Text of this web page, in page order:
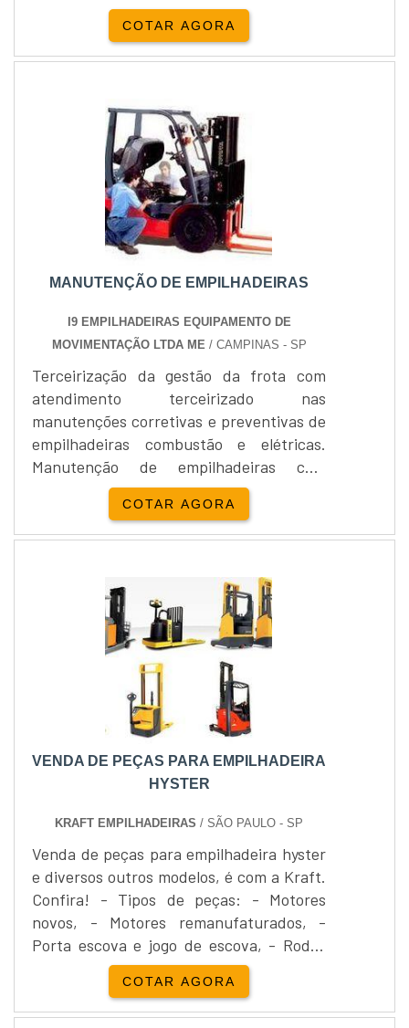
encontradas em inúmeros modelos e
marcas por serem elaboradas com o
intuito de complementar a atividade
as operações mais produtivas ao
aumentar a agilidade sem que reduza a
qualidade presente em cada etapa do
processo. Detalhes....
COTAR AGORA
MANUTENÇÃO DE EMPILHADEIRAS
I9 EMPILHADEIRAS EQUIPAMENTO DE
MOVIMENTAÇÃO LTDA ME/ CAMPINAS - SP
Terceirização da gestão da frota com
atendimento terceirizado nas
manutenções corretivas e preventivas de
empilhadeiras combustão e elétricas.
Manutenção de empilhadeiras com
atendimento e contrato de correção e
prevenção. Serviço disponível na i9
Empilhadeiras Equipamento de
experiente nos setores de locação e
Manutenção de empilhadeiras com alta
qualidade e eficiência no seu
desempenho.Consulte a empresa para
COTAR AGORA
VENDA DE PEÇAS PARA EMPILHADEIRA
HYSTER
KRAFT EMPILHADEIRAS / SÃO PAULO - SP
Venda de peças para empilhadeira hyster
e diversos outros modelos, é com a Kraft.
Confira! - Tipos de peças: - Motores
novos, - Motores remanufaturados, -
Porta escova e jogo de escova, - Rodas
novas, - Revestimento de rodas, - Kit de
reparo e contactores, - Entre outros.As
empilhadeiras hyster são bem conhecidas
COTAR AGORA